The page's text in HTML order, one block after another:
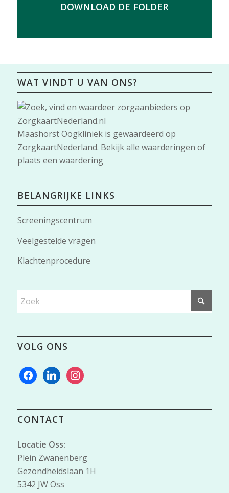
DOWNLOAD DE FOLDER
WAT VINDT U VAN ONS?
Maashorst Oogkliniekis gewaardeerd op
ZorgkaartNederland. Bekijk alle waarderingen of
plaats een waardering
BELANGRIJKE LINKS
Screeningscentrum
Veelgestelde vragen
Klachtenprocedure
VOLG ONS
facebooklinkedininstagram
CONTACT
Locatie Oss:
Plein Zwanenberg
Gezondheidslaan 1H
5342 JW Oss